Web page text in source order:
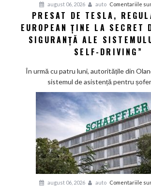
august 06, 2026 auto Comentariile
PRESAT DE TESLA,
EUROPEAN ȚINE LA SECRET
SIGURANȚĂ ALE
SELF-DRIVING”
În urmă cu patru luni, autoritățile din
sistemul de asistență pentru șofer
august 06, 2026 auto Comentariile